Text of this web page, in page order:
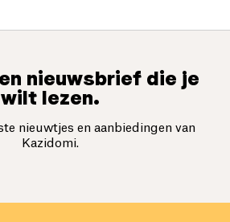
nieuwsbrief die je
wilt lezen.
nieuwtjes en aanbiedingen van
Kazidomi.